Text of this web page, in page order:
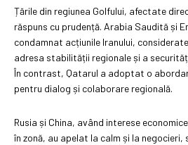
Țările din regiunea Golfului, afectate
răspuns cu prudență. Arabia Saudită și
condamnat acțiunile Iranului,
adresa stabilității regionale și a
În contrast, Qatarul a adoptat o
pentru dialog și colaborare regională.
Rusia și China, având interese
în zonă, au apelat la calm și la